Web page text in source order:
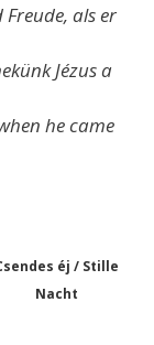
als er
Jézus a
he came
éj / Stille
Nacht